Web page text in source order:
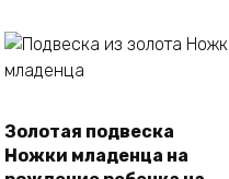
Add to cart
Золотая подвеска
Ножки младенца на